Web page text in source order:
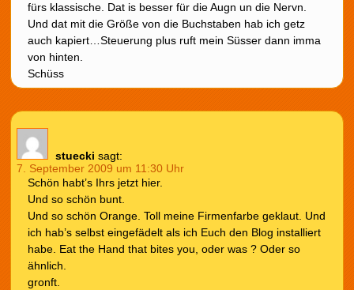
fürs klassische. Dat is besser für die Augn un die Nervn.
Und dat mit die Größe von die Buchstaben hab ich getz
auch kapiert…Steuerung plus ruft mein Süsser dann imma
von hinten.
Schüss
stuecki sagt:
7. September 2009 um 11:30 Uhr
Schön habt’s Ihrs jetzt hier.
Und so schön bunt.
Und so schön Orange. Toll meine Firmenfarbe geklaut. Und
ich hab’s selbst eingefädelt als ich Euch den Blog installiert
habe. Eat the Hand that bites you, oder was ? Oder so
ähnlich.
gronft.